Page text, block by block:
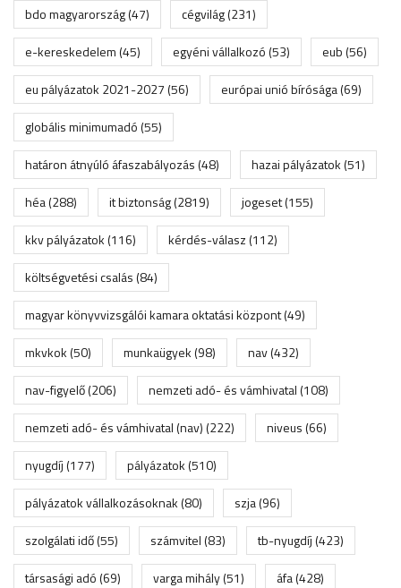
bdo magyarország(47) cégvilág(231)
e-kereskedelem(45) egyéni vállalkozó(53) eub(56)
eu pályázatok 2021-2027(56) európai unió bírósága(69)
globális minimumadó(55)
határon átnyúló áfaszabályozás(48) hazai pályázatok(51)
héa(288) it biztonság(2819) jogeset(155)
kkv pályázatok(116) kérdés-válasz(112)
költségvetési csalás(84)
magyar könyvvizsgálói kamara oktatási központ(49)
mkvkok(50) munkaügyek(98) nav(432)
nav-figyelő(206) nemzeti adó- és vámhivatal(108)
nemzeti adó- és vámhivatal (nav)(222) niveus(66)
nyugdíj(177) pályázatok(510)
pályázatok vállalkozásoknak(80) szja(96)
szolgálati idő(55) számvitel(83) tb-nyugdíj(423)
társasági adó(69) varga mihály(51) áfa(428)